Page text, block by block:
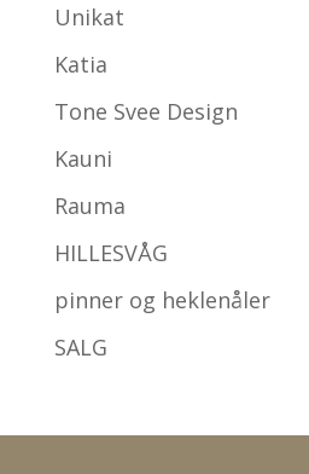
Unikat
Katia
Tone Svee Design
Kauni
Rauma
HILLESVÅG
pinner og heklenåler
SALG